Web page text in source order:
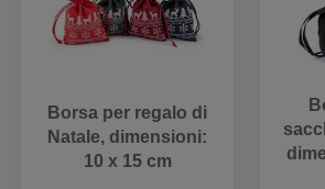
Borsa per regalo di
Natale, dimensioni:
10 x 15 cm